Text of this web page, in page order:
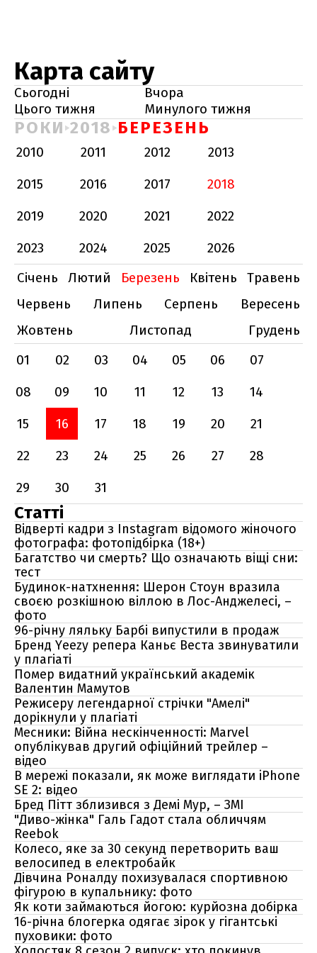
Карта сайту
Сьогодні
Вчора
Цього тижня
Минулого тижня
РОКИ 2018 БЕРЕЗЕНЬ
2010 2011 2012
2013
2015
2016 2017
2018
2019
2020 2021
2022
2023
2024 2025
2026
Січень
Лютий Березень Квітень
Травень
Червень
Липень Серпень
Вересень
Жовтень
Листопад
Грудень
01
02 03 04 05 06
07
08
09 10 11 12 13
14
15
16 17 18 19 20
21
22
23 24 25 26 27
28
29
30 31
Статті
Відверті кадри з Instagram відомого жіночого
фотографа: фотопідбірка (18+)
Багатство чи смерть? Що означають віщі сни:
тест
Будинок-натхнення: Шерон Стоун вразила
своєю розкішною віллою в Лос-Анджелесі, –
фото
96-річну ляльку Барбі випустили в продаж
Бренд Yeezy репера Каньє Веста звинуватили
у плагіаті
Помер видатний український академік
Валентин Мамутов
Режисеру легендарної стрічки "Амелі"
дорікнули у плагіаті
Месники: Війна нескінченності: Marvel
опублікував другий офіційний трейлер –
відео
В мережі показали, як може виглядати iPhone
SE 2: відео
Бред Пітт зблизився з Демі Мур, – ЗМІ
"Диво-жінка" Галь Гадот стала обличчям
Reebok
Колесо, яке за 30 секунд перетворить ваш
велосипед в електробайк
Дівчина Роналду похизувалася спортивною
фігурою в купальнику: фото
Як коти займаються йогою: курйозна добірка
16-річна блогерка одягає зірок у гігантські
пуховики: фото